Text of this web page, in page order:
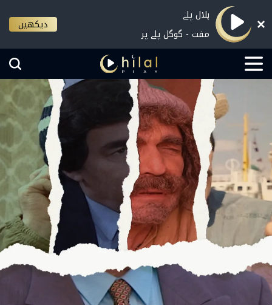
ہلال پلے
مفت - گوگل پلے پر
دیکھیں